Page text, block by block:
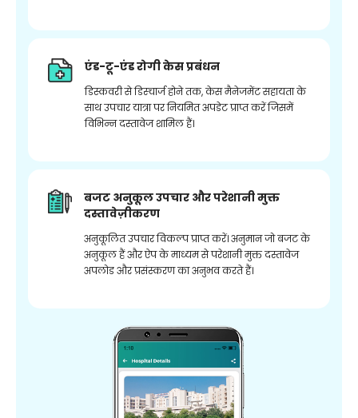
एंड-टू-एंड रोगी केस प्रबंधन
डिस्कवरी से डिस्चार्ज होने तक, केस मैनेजमेंट सहायता के
साथ उपचार यात्रा पर नियमित अपडेट प्राप्त करें जिसमें
विभिन्न दस्तावेज शामिल हैं।
बजट अनुकूल उपचार और परेशानी मुक्त
दस्तावेज़ीकरण
अनुकूलित उपचार विकल्प प्राप्त करें। अनुमान जो बजट के
अनुकूल हैं और ऐप के माध्यम से परेशानी मुक्त दस्तावेज
अपलोड और प्रसंस्करण का अनुभव करते हैं।